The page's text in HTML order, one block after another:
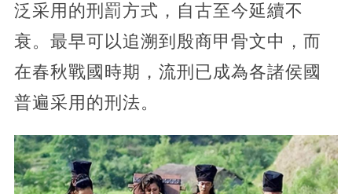
泛采用的刑罰方式，自古至今延續不
衰。最早可以追溯到殷商甲骨文中，而
在春秋戰國時期，流刑已成為各諸侯國
普遍采用的刑法。